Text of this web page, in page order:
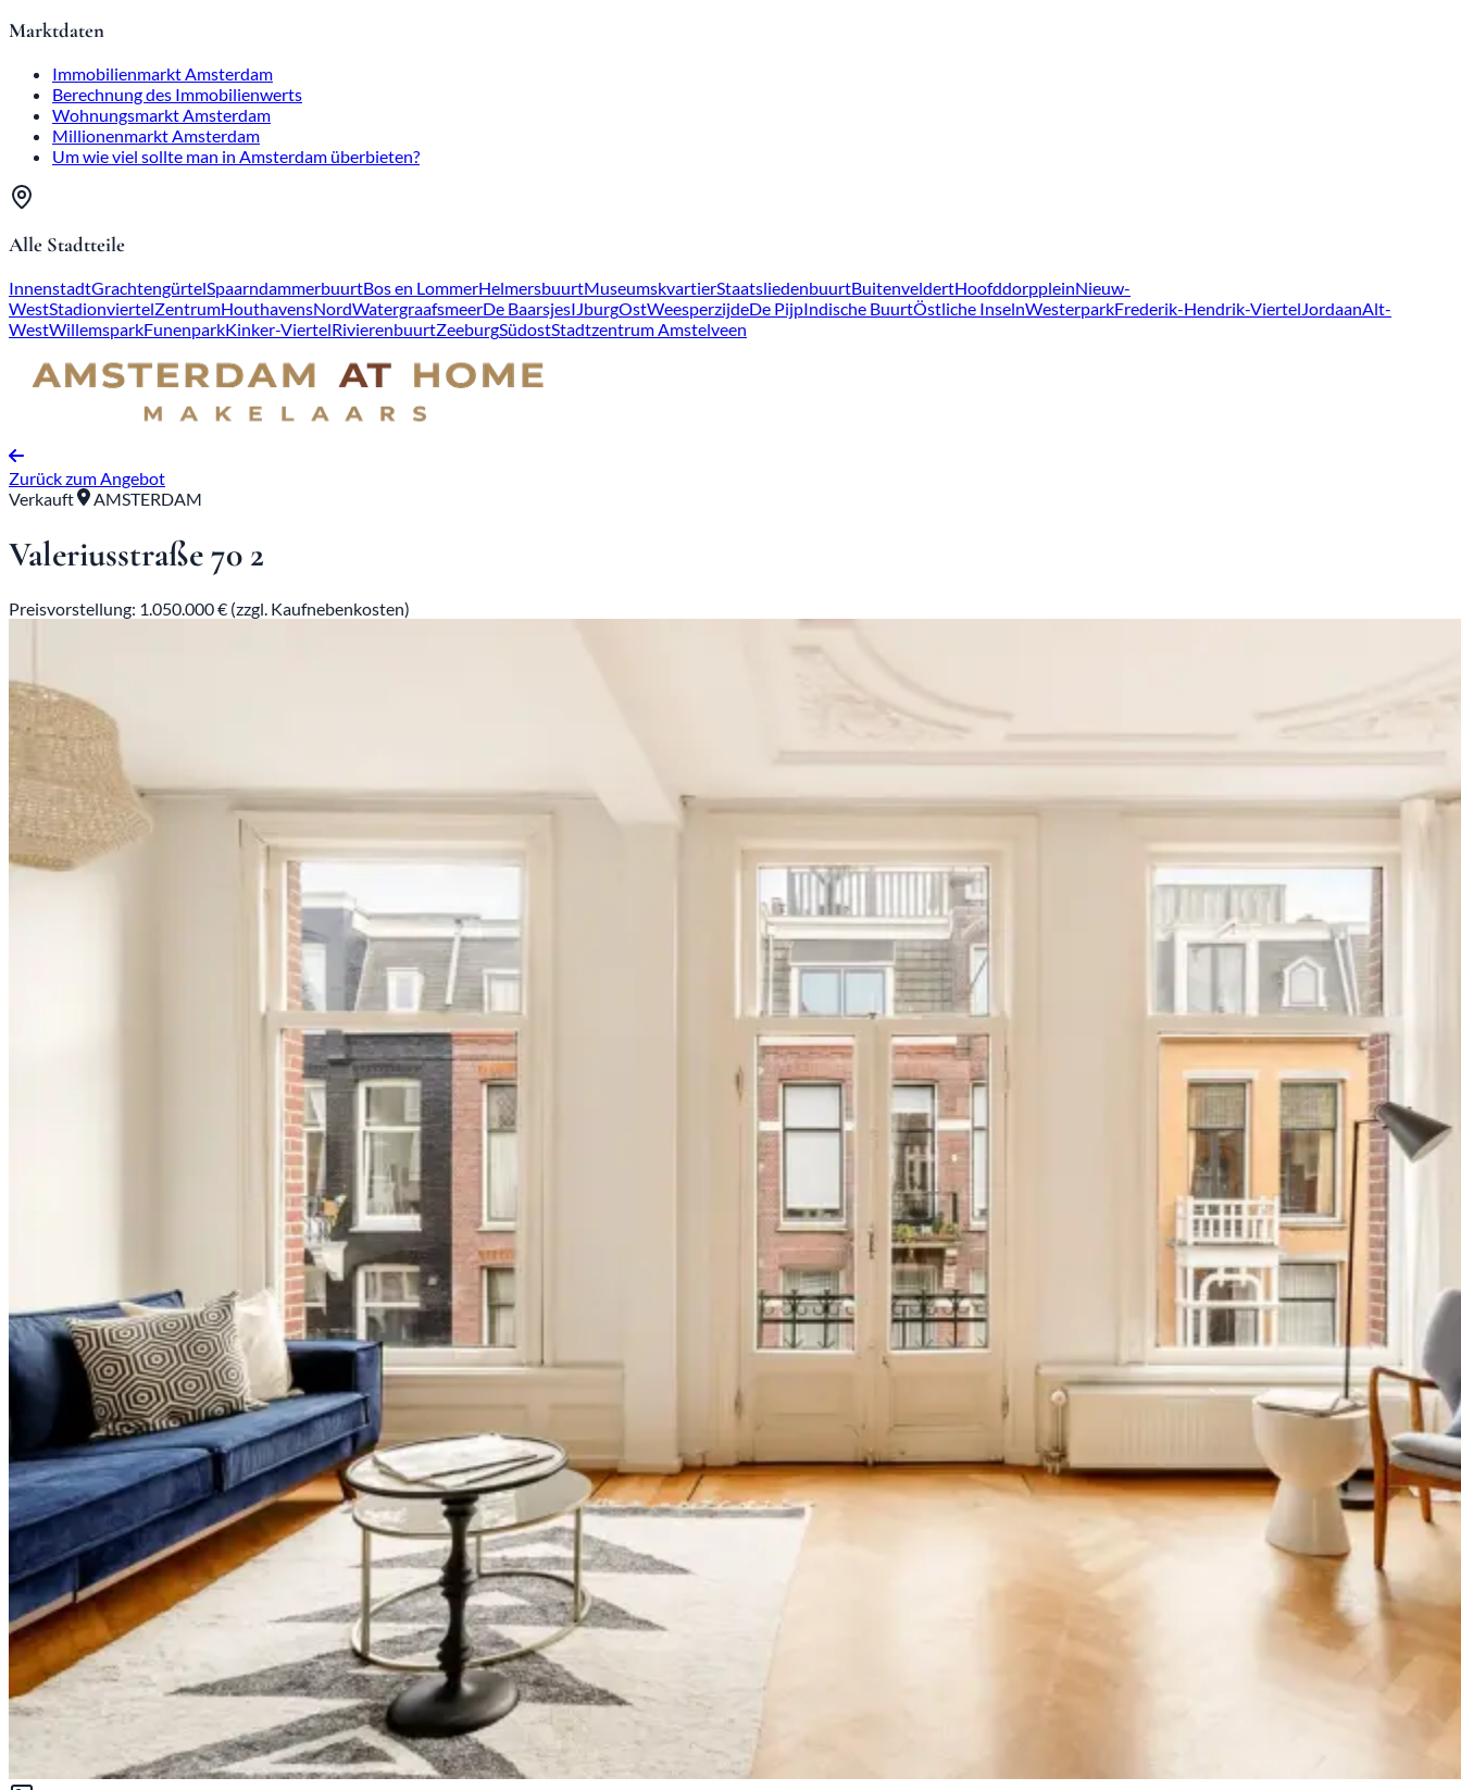
Marktdaten
Immobilienmarkt Amsterdam
Berechnung des Immobilienwerts
Wohnungsmarkt Amsterdam
Millionenmarkt Amsterdam
Um wie viel sollte man in Amsterdam überbieten?
Alle Stadtteile
InnenstadtGrachtengürtelSpaarndammerbuurtBos en LommerHelmersbuurtMuseumskvartierStaatsliedenbuurtBuitenveldertHoofddorppleinNieuw-
WestStadionviertelZentrumHouthavensNordWatergraafsmeerDe BaarsjesIJburgOstWeesperzijdeDe PijpIndische BuurtÖstliche InselnWesterparkFrederik-Hendrik-ViertelJordaanAlt-
WestWillemsparkFunenparkKinker-ViertelRivierenbuurtZeeburgSüdostStadtzentrum Amstelveen
Zurück zum Angebot
Verkauft
AMSTERDAM
Valeriusstraße 70 2
Preisvorstellung: 1.050.000 € (zzgl. Kaufnebenkosten)